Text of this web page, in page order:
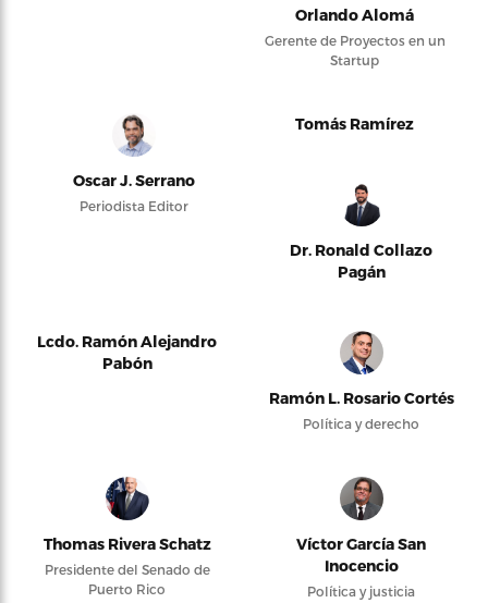
Orlando Alomá
Gerente de Proyectos en un
Startup
Oscar J. Serrano
Periodista Editor
Tomás Ramírez
Dr. Ronald Collazo
Pagán
Lcdo. Ramón Alejandro
Pabón
Ramón L. Rosario Cortés
Política y derecho
Thomas Rivera Schatz
Presidente del Senado de
Puerto Rico
Víctor García San
Inocencio
Política y justicia